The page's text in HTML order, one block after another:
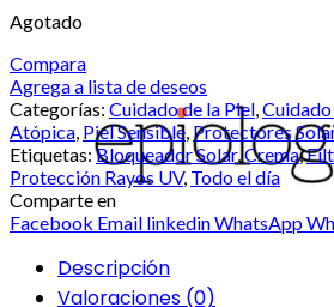
Agotado
Compara
Agrega a lista de deseos
Categorías: Cuidado de la Piel,
Atópica, Piel Sensible, Protectores
Etiquetas:Bloqueador Solar,Crema,
Protección Rayos UV, Todo el día
Comparte en
Facebook Email linkedinWhatsApp
Descripción
Valoraciones (0)